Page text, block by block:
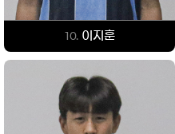
10.이지훈